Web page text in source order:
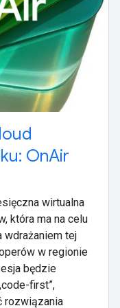
OnAir
wirtualna
która ma na celu
wdrażaniem tej
w regionie
będzie
first”,
rozwiązania